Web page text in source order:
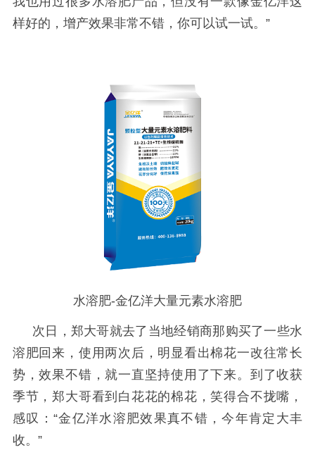
样好的，增产效果非常不错，你可以试一试。 ”
水溶肥-金亿洋大量元素水溶肥
次日，郑大哥就去了当地经销商那购买了一些水
溶肥回来，使用两次后，明显看出棉花一改往常长
势，效果不错，就一直坚持使用了下来。到了收获
季节，郑大哥看到白花花的棉花，笑得合不拢嘴，
感叹： “金亿洋水溶肥效果真不错，今年肯定大丰
收。 ”